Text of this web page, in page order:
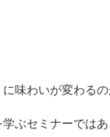
味わいが変わる
ぶセミナーではあ